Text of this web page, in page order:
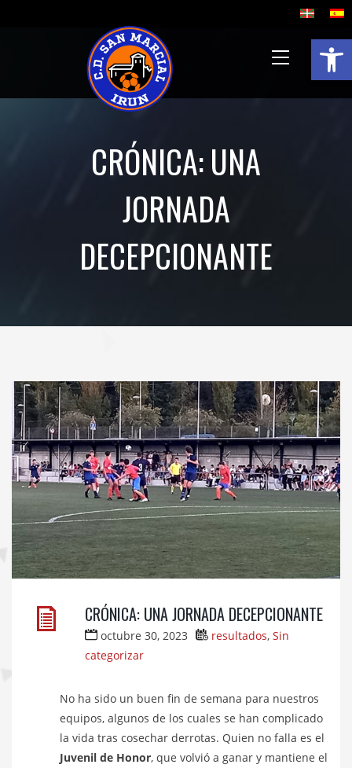
Abrir
CRÓNICA: UNA
JORNADA
DECEPCIONANTE
CRÓNICA: UNA JORNADA DECEPCIONANTE
octubre 30, 2023 resultados, Sin
categorizar
No ha sido un buen fin de semana para nuestros
equipos, algunos de los cuales se han complicado
la vida tras cosechar derrotas. Quien no falla es el
Juvenil de Honor, que volvió a ganar y mantiene el